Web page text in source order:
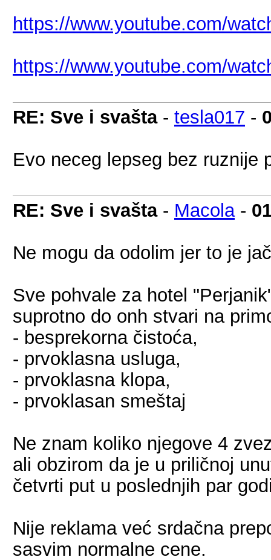
https://www.youtube.com/
https://www.youtube.com/
RE: Sve i svašta- tesla017 -
Evo neceg lepseg bez ruznije
RE: Sve i svašta- Macola-
Ne mogu da odolim jer to je
Sve pohvale za hotel
suprotno do onh stvari na
- besprekorna čistoća,
- prvoklasna usluga,
- prvoklasna klopa,
- prvoklasan smeštaj
Ne znam koliko njegove 4
ali obzirom da je u priličnoj
četvrti put u poslednjih par
Nije reklama već srdačna
sasvim normalne cene.